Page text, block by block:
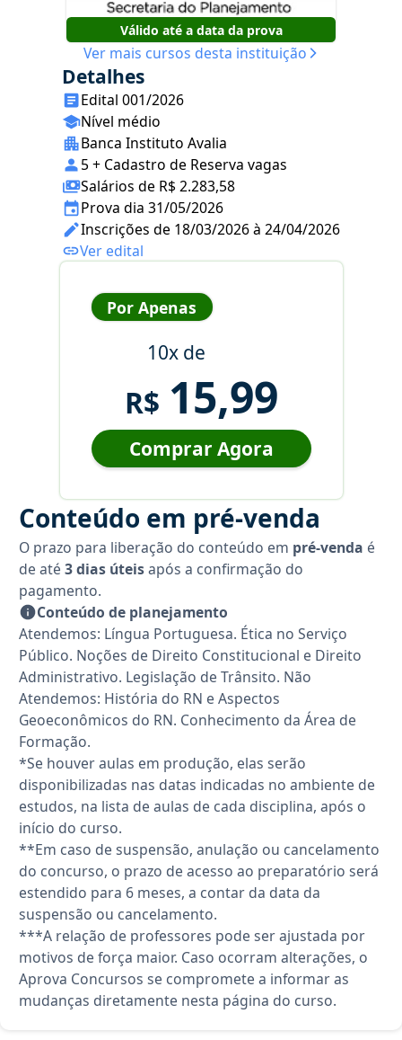
Válido até a data da prova
Ver mais cursos desta instituição
Detalhes
Edital 001/2026
Nível médio
Banca Instituto Avalia
5 + Cadastro de Reserva vagas
Salários de R$ 2.283,58
Prova dia 31/05/2026
Inscrições de 18/03/2026 à 24/04/2026
Ver edital
Por Apenas
10x de
R$ 15,99
Comprar Agora
Conteúdo em pré-venda
O prazo para liberação do conteúdo em pré-venda é
de até 3 dias úteisapós a confirmação do
pagamento.
Conteúdo de planejamento
Atendemos: Língua Portuguesa. Ética no Serviço
Público. Noções de Direito Constitucional e Direito
Administrativo. Legislação de Trânsito. Não
Atendemos: História do RN e Aspectos
Geoeconômicos do RN. Conhecimento da Área de
Formação.
*Se houver aulas em produção, elas serão
disponibilizadas nas datas indicadas no ambiente de
estudos, na lista de aulas de cada disciplina, após o
início do curso.
**Em caso de suspensão, anulação ou cancelamento
do concurso, o prazo de acesso ao preparatório será
estendido para 6 meses, a contar da data da
suspensão ou cancelamento.
***A relação de professores pode ser ajustada por
motivos de força maior. Caso ocorram alterações, o
Aprova Concursos se compromete a informar as
mudanças diretamente nesta página do curso.